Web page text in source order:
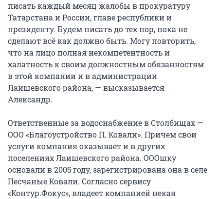
писать каждый месяц жалобы в прокуратуру
Татарстана и России, главе республики и
президенту. Будем писать до тех пор, пока не
сделают всё как должно быть. Могу повторить,
что на лицо полная некомпетентность и
халатность к своим должностным обязанностям
в этой компании и в администрации
Лаишевского района, — высказывается
Александр.
Ответственные за водоснабжение в Столбищах —
ООО «Благоустройство П. Ковали». Причем свои
услуги компания оказывает и в других
поселениях Лаишевского района. ОООшку
основали в 2005 году, зарегистрирована она в селе
Песчаные Ковали. Согласно сервису
«Контур.Фокус», владеет компанией некая